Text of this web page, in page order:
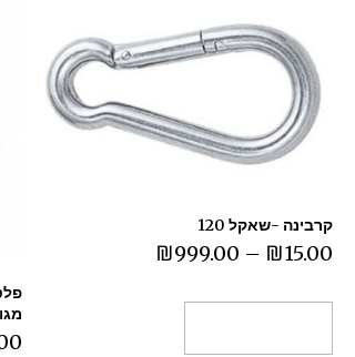
קרבינה -שאקל 120
₪15.00
–
₪999.00